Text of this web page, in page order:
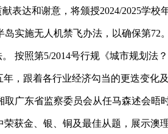
达和谢意，将颁授2024/2025学校
实施无人机禁飞办法，以确保第72。
照第5/2014号行规《城市规划法？
，跟着各行业经济勾当的更迭变化及
东省监察委员会从任马森述会晤时
获金、银、铜及最佳从题，展示澳理